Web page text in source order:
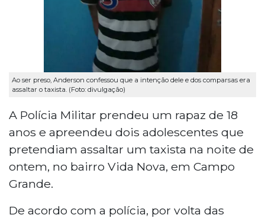
Ao ser preso, Anderson confessou que a intenção dele e dos comparsas era
assaltar o taxista. (Foto: divulgação)
A Polícia Militar prendeu um rapaz de 18
anos e apreendeu dois adolescentes que
pretendiam assaltar um taxista na noite de
ontem, no bairro Vida Nova, em Campo
Grande.
De acordo com a polícia, por volta das